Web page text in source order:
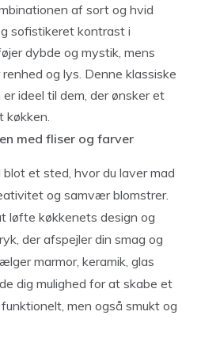
af sort og hvid
sofistikeret kontrast i
dybde og mystik, mens
og lys. Denne klassiske
ideel til dem, der ønsker et
køkken.
med fliser og farver
et sted, hvor du laver mad
og samvær blomstrer.
løfte køkkenets design og
der afspejler din smag og
marmor, keramik, glas
dig mulighed for at skabe et
men også smukt og